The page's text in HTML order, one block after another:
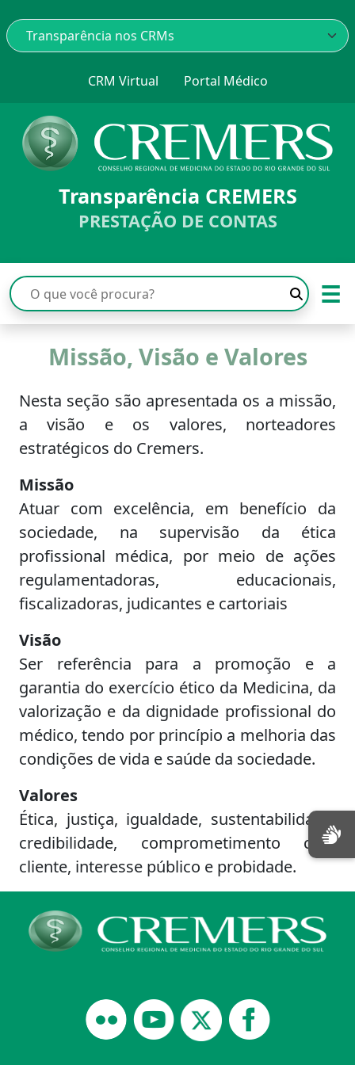
CRM Virtual Portal Médico
Transparência CREMERS
PRESTAÇÃO DE CONTAS
☰
Missão, Visão e Valores
Nesta seção são apresentada os a missão,
a visão e os valores, norteadores
estratégicos do Cremers.
Missão
Atuar com excelência, em benefício da
sociedade, na supervisão da ética
profissional médica, por meio de ações
regulamentadoras, educacionais,
fiscalizadoras, judicantes e cartoriais
Visão
Ser referência para a promoção e a
garantia do exercício ético da Medicina, da
valorização e da dignidade profissional do
médico, tendo por princípio a melhoria das
condições de vida e saúde da sociedade.
Valores
Ética, justiça, igualdade, sustentabilidade,
credibilidade, comprometimento com
cliente, interesse público e probidade.